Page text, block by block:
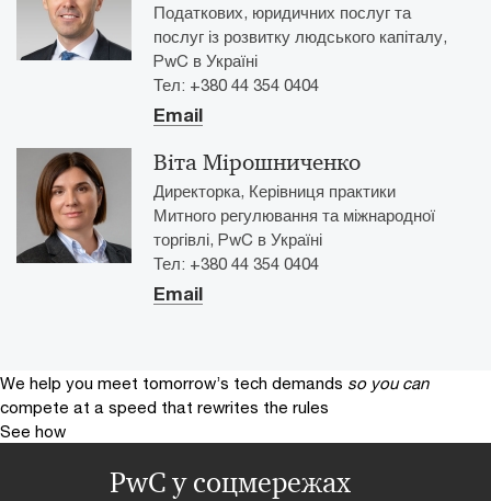
Податкових, юридичних послуг та
послуг із розвитку людського капіталу,
PwC в Україні
Тел: +380 44 354 0404
Email
Віта Мірошниченко
Директорка, Керівниця практики
Митного регулювання та міжнародної
торгівлі, PwC в Україні
Тел: +380 44 354 0404
Email
We help you meet tomorrow’s tech demands so you can
compete at a speed that rewrites the rules
See how
PwC у соцмережах